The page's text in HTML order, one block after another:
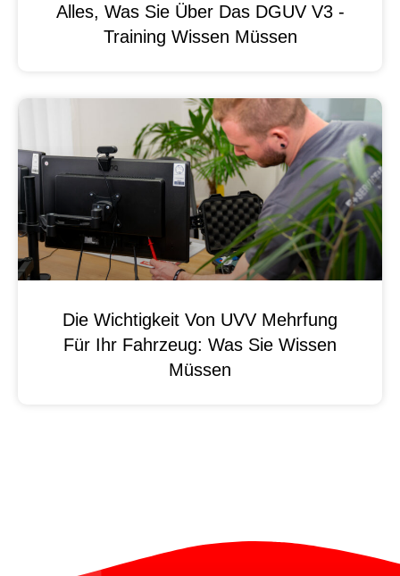
Alles, Was Sie Über Das DGUV V3 -
Training Wissen Müssen
Die Wichtigkeit Von UVV Mehrfung
Für Ihr Fahrzeug: Was Sie Wissen
Müssen